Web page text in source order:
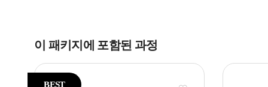
이 패키지에 포함된 과정
BEST